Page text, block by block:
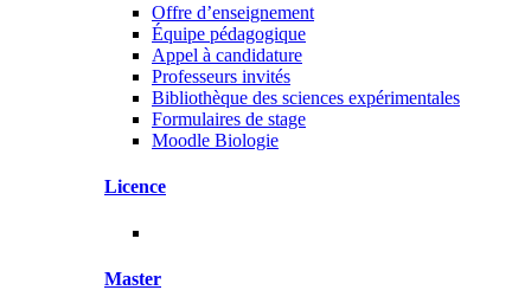
Offre d’enseignement
Équipe pédagogique
Appel à candidature
Professeurs invités
Bibliothèque des sciences expérimentales
Formulaires de stage
Moodle Biologie
Licence
Master